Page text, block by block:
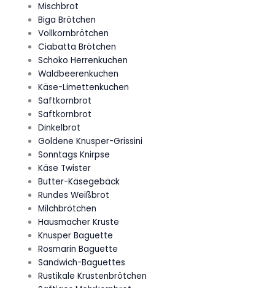
Mischbrot
Biga Brötchen
Vollkornbrötchen
Ciabatta Brötchen
Schoko Herrenkuchen
Waldbeerenkuchen
Käse-Limettenkuchen
Saftkornbrot
Saftkornbrot
Dinkelbrot
Goldene Knusper-Grissini
Sonntags Knirpse
Käse Twister
Butter-Käsegebäck
Rundes Weißbrot
Milchbrötchen
Hausmacher Kruste
Knusper Baguette
Rosmarin Baguette
Sandwich-Baguettes
Rustikale Krustenbrötchen